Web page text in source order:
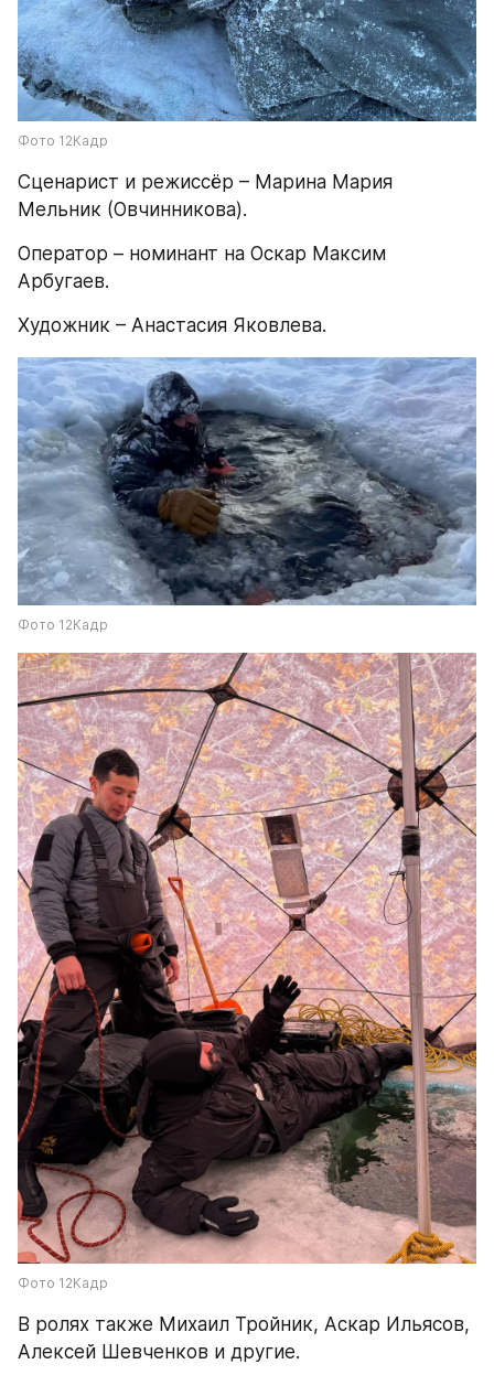
Фото 12Кадр
Сценарист и режиссёр – Марина Мария
Мельник (Овчинникова).
Оператор – номинант на Оскар Максим
Арбугаев.
Художник – Анастасия Яковлева.
Фото 12Кадр
Фото 12Кадр
В ролях также Михаил Тройник, Аскар Ильясов,
Алексей Шевченков и другие.